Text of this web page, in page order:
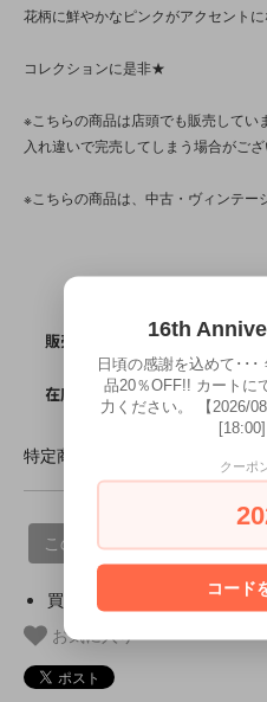
花柄に鮮やかなピンクがアクセント
コレクションに是非★
※こちらの商品は店頭でも販売してい
入れ違いで完売してしまう場合がご
※こちらの商品は、中古・ヴィンテー
販売価格 SOLD
在庫数 0
特定商取引法に基づく表記 (返品
この商品について問い合わせる
買い物を続ける
お気に入り
16th
日頃の感謝を込めて･･
品20％OFF!! カートに
力ください。 【2026/
[18:00]
クーポ
コード